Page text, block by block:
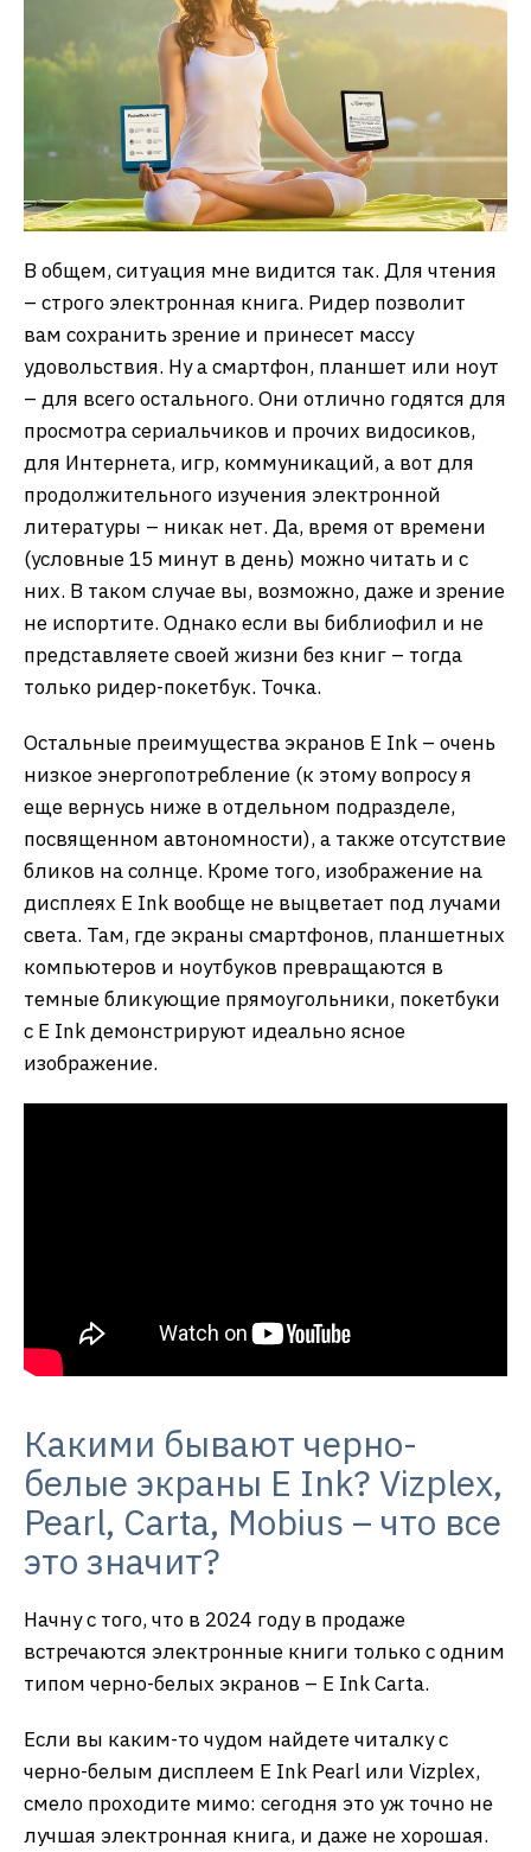
В общем, ситуация мне видится так. Для чтения
– строго электронная книга. Ридер позволит
вам сохранить зрение и принесет массу
удовольствия. Ну а смартфон, планшет или ноут
– для всего остального. Они отлично годятся для
просмотра сериальчиков и прочих видосиков,
для Интернета, игр, коммуникаций, а вот для
продолжительного изучения электронной
литературы – никак нет. Да, время от времени
(условные 15 минут в день) можно читать и с
них. В таком случае вы, возможно, даже и зрение
не испортите. Однако если вы библиофил и не
представляете своей жизни без книг – тогда
только ридер-покетбук. Точка.
Остальные преимущества экранов E Ink – очень
низкое энергопотребление (к этому вопросу я
еще вернусь ниже в отдельном подразделе,
посвященном автономности), а также отсутствие
бликов на солнце. Кроме того, изображение на
дисплеях E Ink вообще не выцветает под лучами
света. Там, где экраны смартфонов, планшетных
компьютеров и ноутбуков превращаются в
темные бликующие прямоугольники, покетбуки
с E Ink демонстрируют идеально ясное
изображение.
Какими бывают черно-
белые экраны E Ink? Vizplex,
Pearl, Carta, Mobius – что все
это значит?
Начну с того, что в 2024 году в продаже
встречаются электронные книги только с одним
типом черно-белых экранов – E Ink Carta.
Если вы каким-то чудом найдете читалку с
черно-белым дисплеем E Ink Pearl или Vizplex,
смело проходите мимо: сегодня это уж точно не
лучшая электронная книга, и даже не хорошая.